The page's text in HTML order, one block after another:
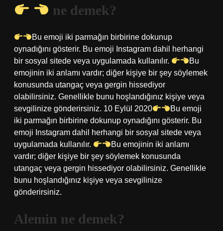
ne demek?
Bu emoji iki parmağın birbirine dokunup
oynadığını gösterir. Bu emoji Instagram dahil herhangi
bir sosyal sitede veya uygulamada kullanılır.
Bu
emojinin iki anlamı vardır; diğer kişiye bir şey söylemek
konusunda utangaç veya gergin hissediyor
olabilirsiniz. Genellikle bunu hoşlandığınız kişiye veya
sevgilinize gönderirsiniz. 10 Eylül 2020
Bu emoji
iki parmağın birbirine dokunup oynadığını gösterir. Bu
emoji Instagram dahil herhangi bir sosyal sitede veya
uygulamada kullanılır.
Bu emojinin iki anlamı
vardır; diğer kişiye bir şey söylemek konusunda
utangaç veya gergin hissediyor olabilirsiniz. Genellikle
bunu hoşlandığınız kişiye veya sevgilinize
gönderirsiniz.
Alemin ne demek?